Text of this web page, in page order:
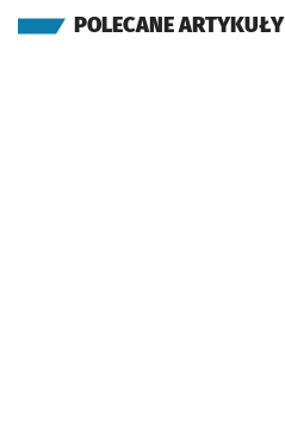
POLECANE ARTYKUŁY